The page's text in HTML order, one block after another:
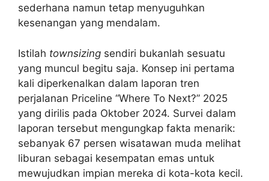
sederhana namun tetap menyuguhkan
kesenangan yang mendalam.
Istilah townsizing sendiri bukanlah sesuatu
yang muncul begitu saja. Konsep ini pertama
kali diperkenalkan dalam laporan tren
perjalanan Priceline “Where To Next?” 2025
yang dirilis pada Oktober 2024. Survei dalam
laporan tersebut mengungkap fakta menarik:
sebanyak 67 persen wisatawan muda melihat
liburan sebagai kesempatan emas untuk
mewujudkan impian mereka di kota-kota kecil.